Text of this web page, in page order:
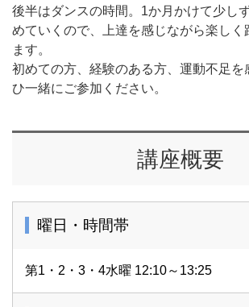
後半はダンスの時間。1か月かけて少し
めていくので、上達を感じながら楽しく
ます。
初めての方、経験のある方、運動不足を
ひ一緒にご参加ください。
講座概要
曜日・時間帯
第1・2・3・4水曜 12:10～13:25